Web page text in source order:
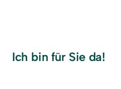
Ich bin für Sie da!